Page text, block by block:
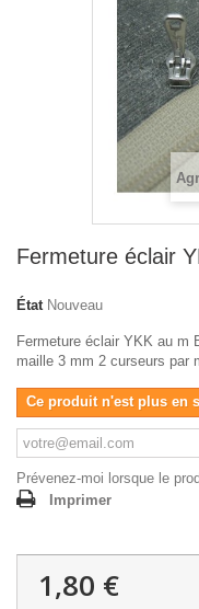
Fermeture éclair
État Nouveau
Fermeture éclair YKK au m
maille 3 mm 2 curseurs par
Ce produit n'est plus en
Prévenez-moi lorsque le
Imprimer
1,80 €